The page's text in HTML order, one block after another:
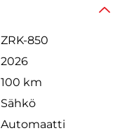
ZRK-850
2026
100 km
Sähkö
Automaatti